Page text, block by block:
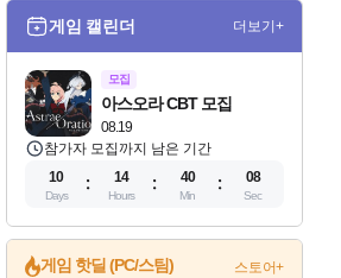
게임 캘린더 더보기+
모집
08.19
아스오라 CBT 모집
참가자 모집까지 남은 기간
10
Days
14
Hours
40
Min
06
Sec
게임 핫딜 (PC/스팀) 스토어+